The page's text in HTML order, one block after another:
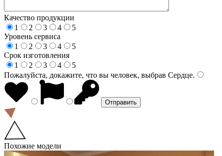
Качество продукции
1
2 3 4
5
Уровень сервиса
1
2 3 4
5
Срок изготовления
1
2 3 4
5
Пожалуйста, докажите, что вы человек, выбрав Сердце.
Похожие модели